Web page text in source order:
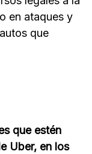
en ataques y
que
que estén
Uber, en los